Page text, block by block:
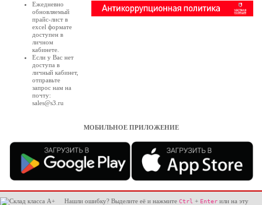
Ежедневно
обновляемый
прайс-лист в
excel формате
доступен в
личном
кабинете
Если у Вас нет
доступа в
личный кабинет,
отправьте
запрос нам на
почту:
sales@s3.ru
МОБИЛЬНОЕ ПРИЛОЖЕНИЕ
Нашли ошибку? Выделите её и нажмите Ctrl + Enter или на эту